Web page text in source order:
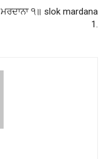
੧॥ slok mardana
1.